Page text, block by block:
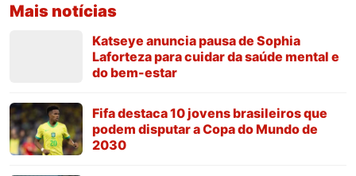
Mais notícias
Katseye anuncia pausa de Sophia
Laforteza para cuidar da saúde mental e
do bem-estar
Fifa destaca 10 jovens brasileiros que
podem disputar a Copa do Mundo de
2030